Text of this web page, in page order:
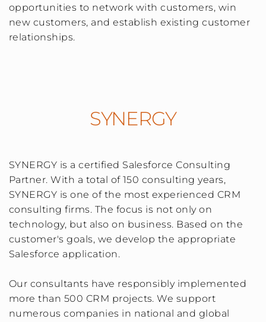
opportunities to network with customers, win
new customers, and establish existing customer
relationships.
SYNERGY
SYNERGY is a certified Salesforce Consulting
Partner. With a total of 150 consulting years,
SYNERGY is one of the most experienced CRM
consulting firms. The focus is not only on
technology, but also on business. Based on the
customer's goals, we develop the appropriate
Salesforce application.
Our consultants have responsibly implemented
more than 500 CRM projects. We support
numerous companies in national and global